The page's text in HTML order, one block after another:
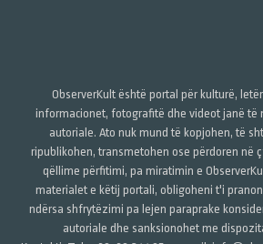
ObserverKult është portal për kulturë,
informacionet, fotografitë dhe videot janë të
autoriale. Ato nuk mund të kopjohen, të
ripublikohen, transmetohen ose përdoren në
qëllime përfitimi, pa miratimin e
materialet e këtij portali, obligoheni t'i
ndërsa shfrytëzimi pa lejen paraprake
autoriale dhe sanksionohet me